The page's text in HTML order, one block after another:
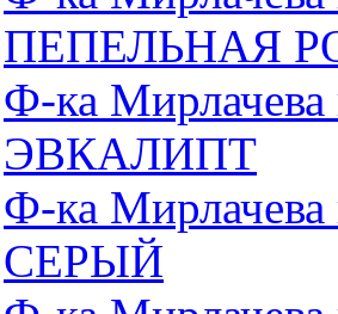
ПЕПЕЛЬНАЯ
Ф-ка
ЭВКАЛИПТ
Ф-ка
СЕРЫЙ